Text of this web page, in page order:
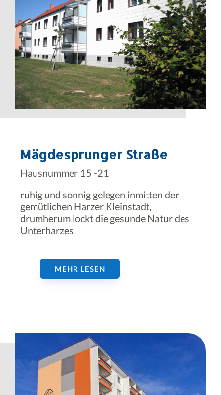
Mägdesprunger Straße
Hausnummer 15 -21
ruhig und sonnig gelegen inmitten der
gemütlichen Harzer Kleinstadt,
drumherum lockt die gesunde Natur des
Unterharzes
MEHR LESEN